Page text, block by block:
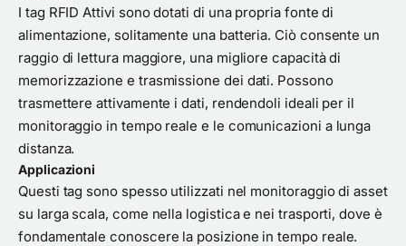
I tag RFID Attivi sono dotati di una propria fonte di
alimentazione, solitamente una batteria. Ciò consente un
raggio di lettura maggiore, una migliore capacità di
memorizzazione e trasmissione dei dati. Possono
trasmettere attivamente i dati, rendendoli ideali per il
monitoraggio in tempo reale e le comunicazioni a lunga
distanza.
Applicazioni
Questi tag sono spesso utilizzati nel monitoraggio di asset
su larga scala, come nella logistica e nei trasporti, dove è
fondamentale conoscere la posizione in tempo reale.